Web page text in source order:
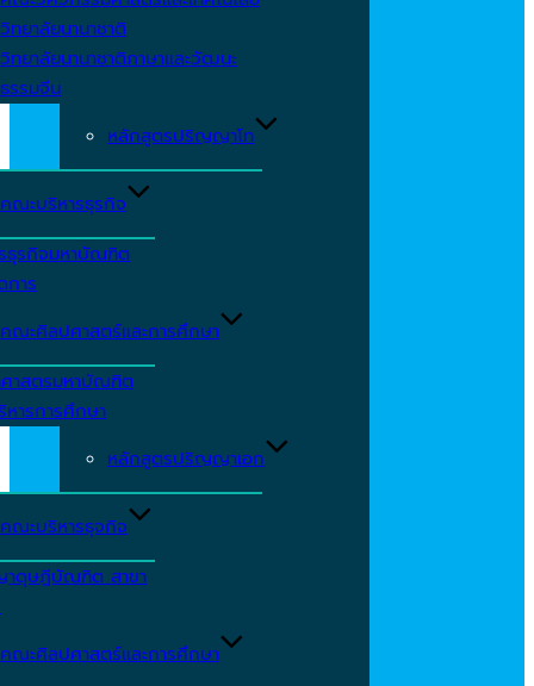
วิทยาลัยนานาชาติ
วิทยาลัยนานาชาติภาษาและวัฒนะ
ธรรมจีน
หลักสูตรปริญญาโท
คณะบริหารธุรกิจ
ธุรกิจมหาบัณฑิต
การ
คณะศิลปศาสตร์และการศึกษา
าสตรมหาบัณฑิต
หารการศึกษา
หลักสูตรปริญญาเอก
คณะบริหารธุจกิจ
ดุษฎีบัณฑิต สาขา
คณะศิลปศาสตร์และการศึกษา